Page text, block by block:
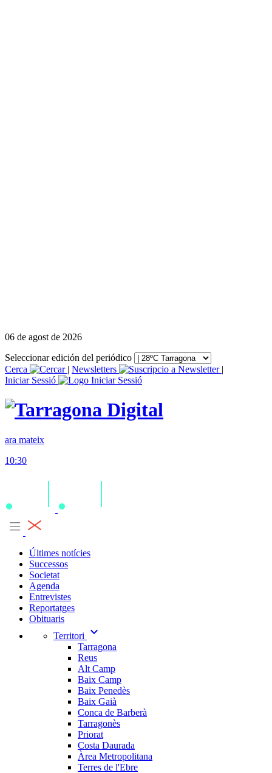
06 de agost de 2026
Seleccionar edición del periódico
Cerca
| Newsletters
|
Iniciar Sessió
ara mateix
10:30
Últimes notícies
Successos
Societat
Agenda
Entrevistes
Reportatges
Obituaris
Territori
expand_more
Tarragona
Reus
Alt Camp
Baix Camp
Baix Penedès
Baix Gaià
Conca de Barberà
Tarragonès
Priorat
Costa Daurada
Àrea Metropolitana
Terres de l'Ebre